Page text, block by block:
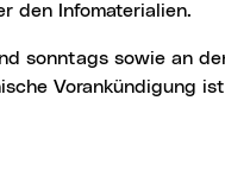
den Infomaterialien.
Vorankündigung ist